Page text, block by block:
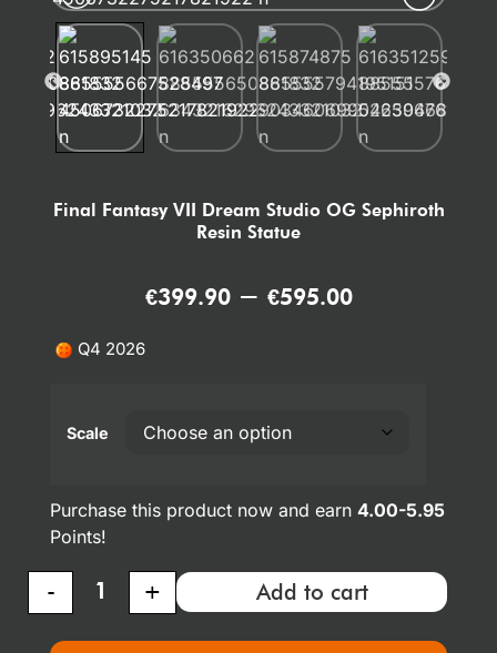
Final Fantasy VII Dream Studio OG Sephiroth
Resin Statue
€399.90 – €595.00
Q4 2026
Scale
Purchase this product now and earn 4.00-5.95
Points!
- + Add to cart